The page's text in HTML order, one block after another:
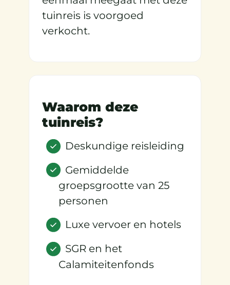
tuinreis is voorgoed
verkocht.
Waarom deze
tuinreis?
Deskundige reisleiding
Gemiddelde
groepsgrootte van 25
personen
Luxe vervoer en hotels
SGR en het
Calamiteitenfonds